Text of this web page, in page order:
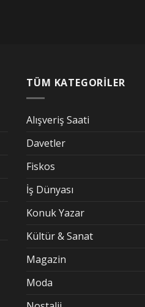
TÜM KATEGORİLER
Alışveriş Saati
Davetler
Fiskos
İş Dünyası
Konuk Yazar
Kültür & Sanat
Magazin
Moda